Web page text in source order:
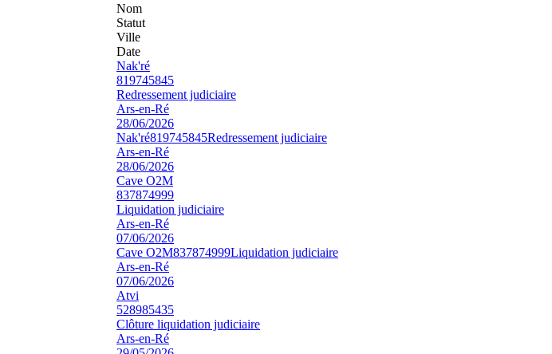
Nom
Statut
Ville
Date
Nak'ré
819745845
Redressement judiciaire
Ars-en-Ré
28/06/2026
Nak'ré819745845Redressement judiciaire
Ars-en-Ré
28/06/2026
Cave O2M
837874999
Liquidation judiciaire
Ars-en-Ré
07/06/2026
Cave O2M837874999Liquidation judiciaire
Ars-en-Ré
07/06/2026
Atvi
528985435
Clôture liquidation judiciaire
Ars-en-Ré